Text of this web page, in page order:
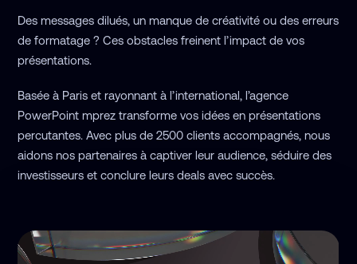
Des messages dilués, un manque de créativité ou des erreurs
de formatage ? Ces obstacles freinent l’impact de vos
présentations.
Basée à Paris et rayonnant à l’international, l’agence
PowerPoint mprez transforme vos idées en présentations
percutantes. Avec plus de 2500 clients accompagnés, nous
aidons nos partenaires à captiver leur audience, séduire des
investisseurs et conclure leurs deals avec succès.